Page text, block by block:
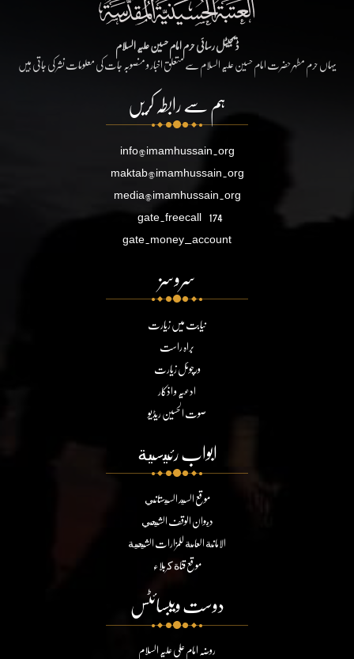
ڈیجیٹل رسائی حرم امام حسین علیہ السلام
یہاں حرم مطہر حضرت امام حسین علیہ السلام سے متعلق اخبار و منصوبہ جات کی معلومات نشر کی جاتی ہیں
ہم سے رابطہ کریں
info@imamhussain.org
maktab@imamhussain.org
media@imamhussain.org
gate.freecall 174
gate.money_account
سروسز
نیابت میں زیارت
براہ راست
ورچوئل زیارت
ادعیہ و اذکار
صوت الحسین ریڈیو
ابواب رئيسية
موقع السيد السيستاني
ديوان الوقف الشيعي
الامانة العامة للمزارات الشيعية
موقع قناة كربلاء
دوست ویبسائٹس
روضہ امام علی علیہ السلام